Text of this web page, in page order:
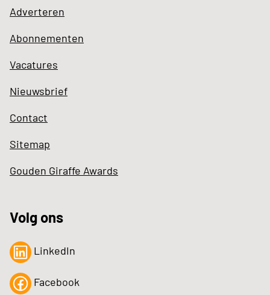
Adverteren
Abonnementen
Vacatures
Nieuwsbrief
Contact
Sitemap
Gouden Giraffe Awards
Volg ons
LinkedIn
Facebook